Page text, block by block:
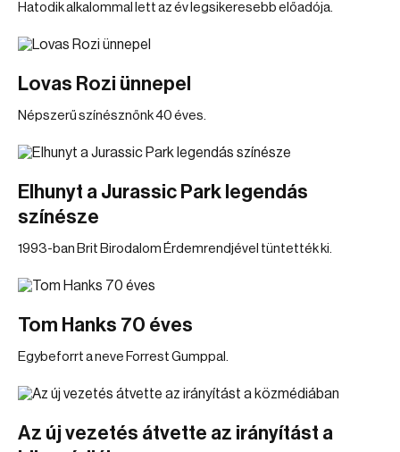
Hatodik alkalommal lett az év legsikeresebb előadója.
Lovas Rozi ünnepel
Népszerű színésznőnk 40 éves.
Elhunyt a Jurassic Park legendás
színésze
1993-ban Brit Birodalom Érdemrendjével tüntették ki.
Tom Hanks 70 éves
Egybeforrt a neve Forrest Gumppal.
Az új vezetés átvette az irányítást a